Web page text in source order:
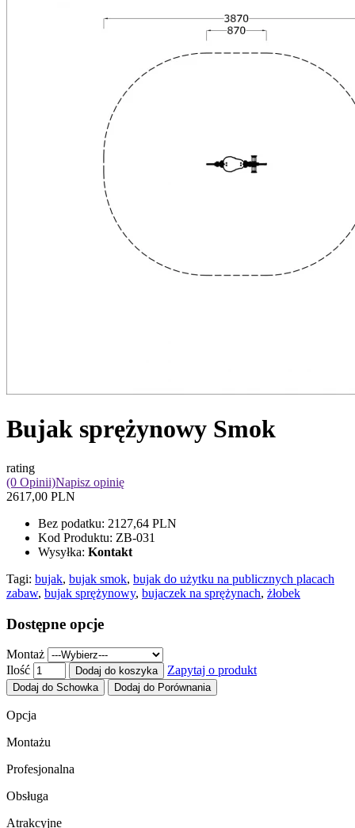
Bujak sprężynowy Smok
rating
(0 Opinii)Napisz opinię
2617,00 PLN
Bez podatku: 2127,64 PLN
Kod Produktu: ZB-031
Wysyłka: Kontakt
Tagi: bujak, bujak smok, bujak do użytku na publicznych placach
zabaw, bujak sprężynowy, bujaczek na sprężynach, żłobek
Dostępne opcje
Montaż
Ilość
Dodaj do koszyka Zapytaj o produkt
Dodaj do Schowka Dodaj do Porównania
Opcja
Montażu
Profesjonalna
Obsługa
Atrakcyjne